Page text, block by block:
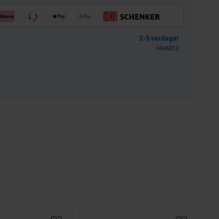
2.5kg
Bensinfilter rund
transparent 6mm
Universal
BES039-04-54-301
2-5 vardagar
HVA012